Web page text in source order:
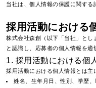
当社は、個人情報の保護に関す
採用活動における
株式会社森創（以下「当社」と
と認識し、応募者の個人情報を
1. 採用活動における個
採用活動における個人情報とは
姓名、生年月日、性別、学歴